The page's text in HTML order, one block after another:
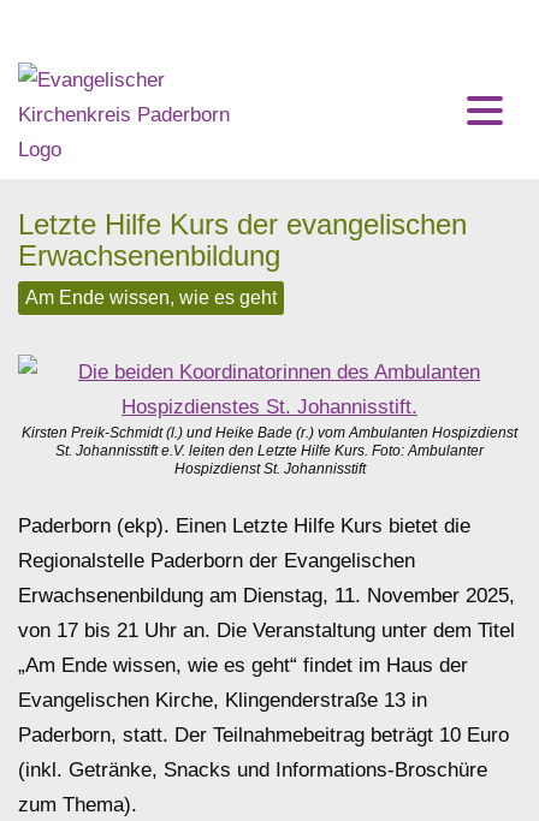
Letzte Hilfe Kurs der evangelischen
Erwachsenenbildung
Am Ende wissen, wie es geht
Kirsten Preik-Schmidt (l.) und Heike Bade (r.) vom Ambulanten Hospizdienst
St. Johannisstift e.V. leiten den Letzte Hilfe Kurs. Foto: Ambulanter
Hospizdienst St. Johannisstift
Paderborn (ekp). Einen Letzte Hilfe Kurs bietet die
Regionalstelle Paderborn der Evangelischen
Erwachsenenbildung am Dienstag, 11. November 2025,
von 17 bis 21 Uhr an. Die Veranstaltung unter dem Titel
„Am Ende wissen, wie es geht“ findet im Haus der
Evangelischen Kirche, Klingenderstraße 13 in
Paderborn, statt. Der Teilnahmebeitrag beträgt 10 Euro
(inkl. Getränke, Snacks und Informations-Broschüre
zum Thema).